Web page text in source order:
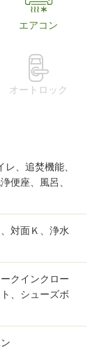
エアコン
オートロック
、追焚機能、
便座、風呂、
対面Ｋ、浄水
クインクロー
、シューズボ